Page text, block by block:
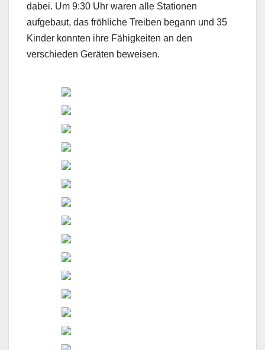
dabei. Um 9:30 Uhr waren alle Stationen
aufgebaut, das fröhliche Treiben begann und 35
Kinder konnten ihre Fähigkeiten an den
verschieden Geräten beweisen.